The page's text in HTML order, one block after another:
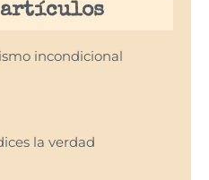
artículos
incondicional
la verdad